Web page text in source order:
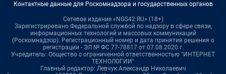
Контактные данные для Роскомнадзора и государственных органов
Сетевое издание «NGS42.RU» (18+)
Зарегистрировано Федеральной службой по надзору в сфере связи,
информационных технологий и массовых коммуникаций
(Роскомнадзор). Регистрационный номер и дата принятия решения о
регистрации - ЭЛ № ФС 77-78817 от 07.08.2020 г.
Учредитель: Общество с ограниченной ответственностью "ИНТЕРНЕТ
ТЕХНОЛОГИИ"
Главный редактор: Левчук Александр Николаевич